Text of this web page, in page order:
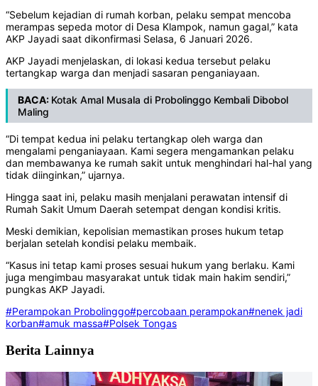
“Sebelum kejadian di rumah korban, pelaku sempat mencoba
merampas sepeda motor di Desa Klampok, namun gagal,” kata
AKP Jayadi saat dikonfirmasi Selasa, 6 Januari 2026.
AKP Jayadi menjelaskan, di lokasi kedua tersebut pelaku
tertangkap warga dan menjadi sasaran penganiayaan.
BACA: Kotak Amal Musala di Probolinggo Kembali Dibobol
Maling
“Di tempat kedua ini pelaku tertangkap oleh warga dan
mengalami penganiayaan. Kami segera mengamankan pelaku
dan membawanya ke rumah sakit untuk menghindari hal-hal yang
tidak diinginkan,” ujarnya.
Hingga saat ini, pelaku masih menjalani perawatan intensif di
Rumah Sakit Umum Daerah setempat dengan kondisi kritis.
Meski demikian, kepolisian memastikan proses hukum tetap
berjalan setelah kondisi pelaku membaik.
“Kasus ini tetap kami proses sesuai hukum yang berlaku. Kami
juga mengimbau masyarakat untuk tidak main hakim sendiri,”
pungkas AKP Jayadi.
#Perampokan Probolinggo#percobaan perampokan#nenek jadi
korban#amuk massa#Polsek Tongas
Berita Lainnya